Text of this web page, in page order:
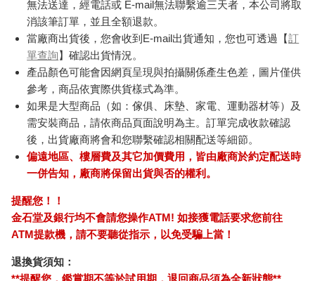
收到後先不要將商品吊卡拆封。拆封後商品僅提供瑕疵品的退貨
服務，謝謝!
訂購/退換貨須知
加入金石堂 LINE 官方帳號『完成綁定』，隨時掌握出貨動
態：
商品運送說明：
本公司所提供的產品配送區域範圍目前僅限台灣本島。注
意！收件地址請勿為郵政信箱。
商品將由廠商透過貨運或是郵局寄送。消費者訂購之商品若
無法送達，經電話或 E-mail無法聯繫逾三天者，本公司將取